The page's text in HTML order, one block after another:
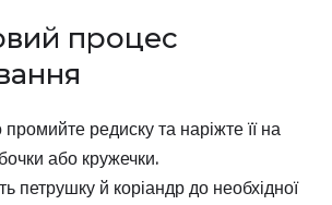
процес
промийте редиску та наріжте її на
або кружечки.
петрушку й коріандр до необхідної